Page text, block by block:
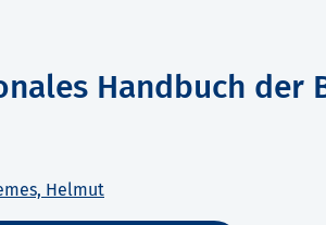
Handbuch der
Helmut